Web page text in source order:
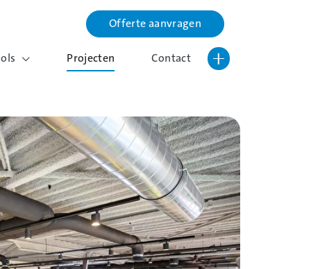
Lettergrootte vergroten
Hoog contrast wisselen
Offerte aanvragen
Projecten Contact